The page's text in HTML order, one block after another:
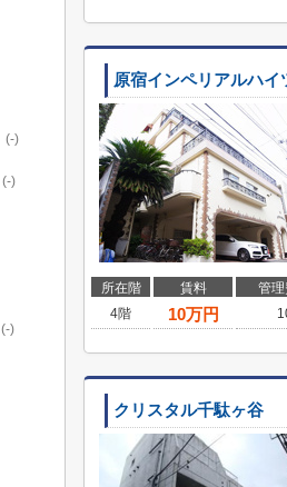
原宿インペリアルハイ
所在階 賃料
管
4階
10万円
クリスタル千駄ヶ谷
(-)
(-)
(-)